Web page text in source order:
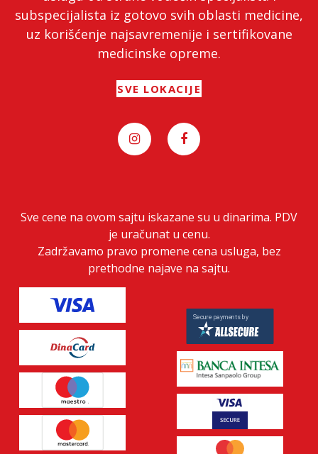
subspecijalista iz gotovo svih oblasti medicine,
uz korišćenje najsavremenije i sertifikovane
medicinske opreme.
SVE LOKACIJE
Sve cene na ovom sajtu iskazane su u dinarima. PDV
je uračunat u cenu.
Zadržavamo pravo promene cena usluga, bez
prethodne najave na sajtu.